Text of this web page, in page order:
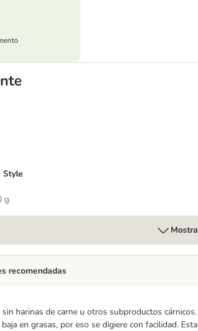
Style snacks para perros
Style
g
harinas de carne u otros subproductos
en grasas, por eso se digiere con facilidad.
recomendadas